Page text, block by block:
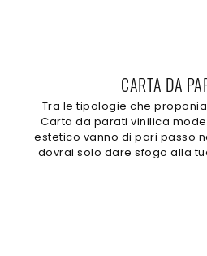
CARTA DA
Tra le tipologie che
Carta da parati vinilica
estetico vanno di pari passo
dovrai solo dare sfogo alla